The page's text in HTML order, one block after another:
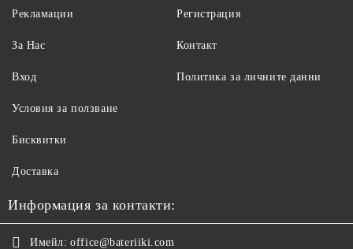
Рекламации
За Нас
Вход
Регистрация
Контакт
Политика за личните данни
Условия за ползване
Бисквитки
Доставка
Информация за контакти:
Имейл: office@bateriiki.com